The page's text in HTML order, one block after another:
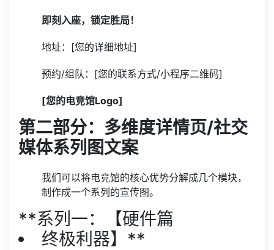
即刻入座，锁定胜局！
地址：[您的详细地址]
预约/组队：[您的联系方式/小程序二维码]
[您的电竞馆Logo]
第二部分：多维度详情页/社交
媒体系列图文案
我们可以将电竞馆的核心优势分解成几个模块，
制作成一个系列的宣传图。
**系列一：【硬件篇
终极利器】**